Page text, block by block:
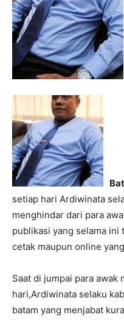
setiap hari Ardiwinata
menghindar dari para
publikasi yang selama
cetak maupun online
Saat di jumpai para awak
hari,Ardiwinata selaku
batam yang menjabat